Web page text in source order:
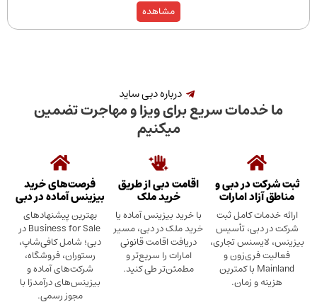
درباره دبی ساید
سریع برای ویزا و مهاجرت تضمین
در دبی و
امارات
کامل ثبت
تأسیس
تجاری،
و
Mainland با کمترین
اقامت دبی از طریق
خرید ملک
با خرید بیزینس آماده یا
خرید ملک در دبی، مسیر
دریافت اقامت قانونی
امارات را سریع‌تر و
مطمئن‌تر طی کنید.
فرصت‌های خرید
بیزینس آماده در دبی
بهترین پیشنهادهای
Business for Sale در
دبی؛ شامل کافی‌شاپ،
رستوران، فروشگاه،
شرکت‌های آماده و
بیزینس‌های درآمدزا با